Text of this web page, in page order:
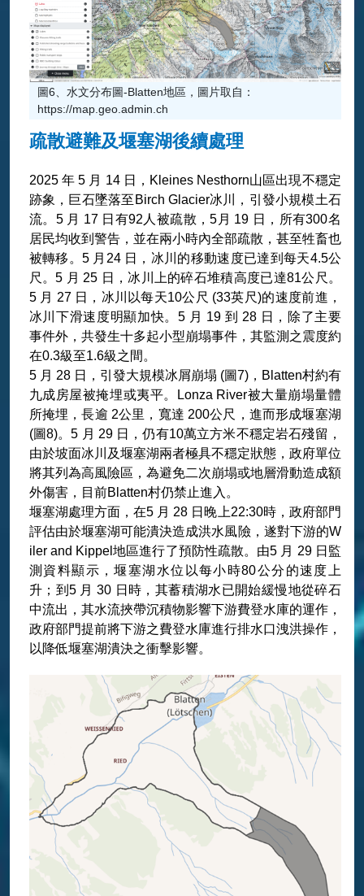
圖6、水文分布圖-Blatten地區，圖片取自：
https://map.geo.admin.ch
疏散避難及堰塞湖後續處理
2025 年 5 月 14 日，Kleines Nesthorn山區出現不穩定
跡象，巨石墜落至Birch Glacier冰川，引發小規模土石
流。5 月 17 日有92人被疏散，5月 19 日，所有300名
居民均收到警告，並在兩小時內全部疏散，甚至牲畜也
被轉移。5 月24 日，冰川的移動速度已達到每天4.5公
尺。5 月 25 日，冰川上的碎石堆積高度已達81公尺。
5 月 27 日，冰川以每天10公尺 (33英尺)的速度前進，
冰川下滑速度明顯加快。5 月 19 到 28 日，除了主要
事件外，共發生十多起小型崩塌事件，其監測之震度約
在0.3級至1.6級之間。
5 月 28 日，引發大規模冰屑崩塌 (圖7)，Blatten村約有
九成房屋被掩埋或夷平。Lonza River被大量崩塌量體
所掩埋，長逾 2公里，寬達 200公尺，進而形成堰塞湖
(圖8)。5 月 29 日，仍有10萬立方米不穩定岩石殘留，
由於坡面冰川及堰塞湖兩者極具不穩定狀態，政府單位
將其列為高風險區，為避免二次崩塌或地層滑動造成額
外傷害，目前Blatten村仍禁止進入。
堰塞湖處理方面，在5 月 28 日晚上22:30時，政府部門
評估由於堰塞湖可能潰決造成洪水風險，遂對下游的W
iler and Kippel地區進行了預防性疏散。由5 月 29 日監
測資料顯示，堰塞湖水位以每小時80公分的速度上
升；到5 月 30 日時，其蓄積湖水已開始緩慢地從碎石
中流出，其水流挾帶沉積物影響下游費登水庫的運作，
政府部門提前將下游之費登水庫進行排水口洩洪操作，
以降低堰塞湖潰決之衝擊影響。